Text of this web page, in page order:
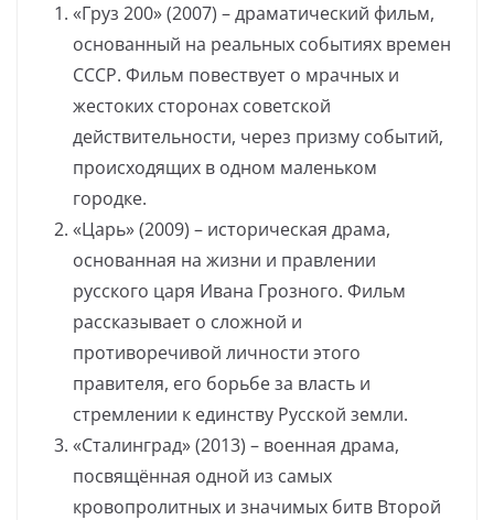
«Груз 200» (2007) – драматический фильм,
основанный на реальных событиях времен
СССР. Фильм повествует о мрачных и
жестоких сторонах советской
действительности, через призму событий,
происходящих в одном маленьком
городке.
«Царь» (2009) – историческая драма,
основанная на жизни и правлении
русского царя Ивана Грозного. Фильм
рассказывает о сложной и
противоречивой личности этого
правителя, его борьбе за власть и
стремлении к единству Русской земли.
«Сталинград» (2013) – военная драма,
посвящённая одной из самых
кровопролитных и значимых битв Второй